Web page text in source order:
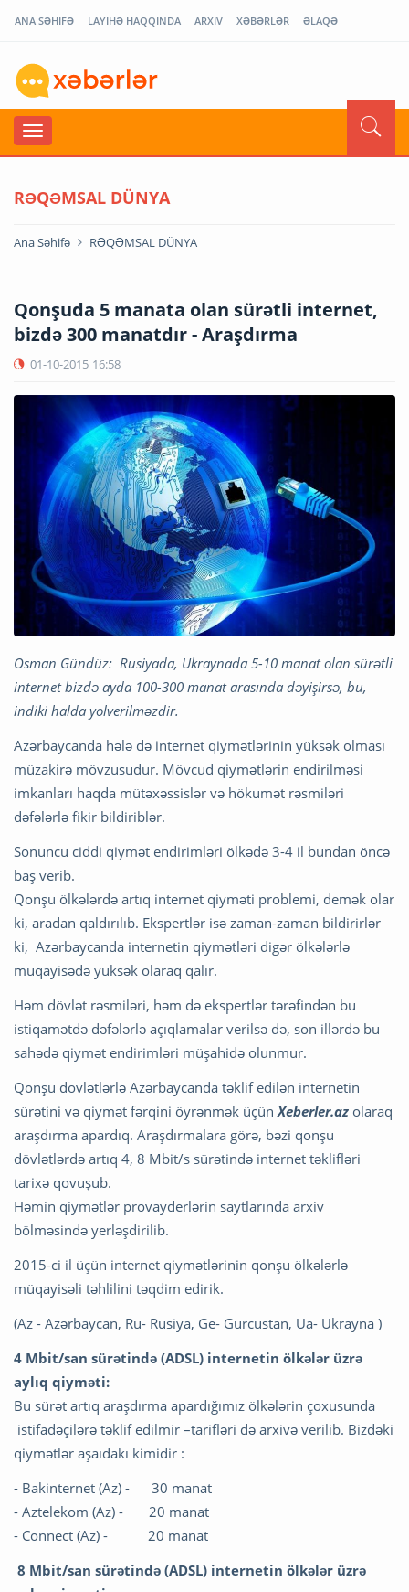
ANA SƏHİFƏ LAYİHƏ HAQQINDA ARXİV XƏBƏRLƏR ƏLAQƏ
RƏQƏMSAL DÜNYA
Ana Səhifə RƏQƏMSAL DÜNYA
Qonşuda 5 manata olan sürətli internet,
bizdə 300 manatdır - Araşdırma
01-10-2015 16:58
Osman Gündüz: Rusiyada, Ukraynada 5-10 manat olan sürətli
internet bizdə ayda 100-300 manat arasında dəyişirsə, bu,
indiki halda yolverilməzdir.
Azərbaycanda hələ də internet qiymətlərinin yüksək olması
müzakirə mövzusudur. Mövcud qiymətlərin endirilməsi
imkanları haqda mütəxəssislər və hökumət rəsmiləri
dəfələrlə fikir bildiriblər.
Sonuncu ciddi qiymət endirimləri ölkədə 3-4 il bundan öncə
baş verib.
Qonşu ölkələrdə artıq internet qiyməti problemi, demək olar
ki, aradan qaldırılıb. Ekspertlər isə zaman-zaman bildirirlər
ki, Azərbaycanda internetin qiymətləri digər ölkələrlə
müqayisədə yüksək olaraq qalır.
Həm dövlət rəsmiləri, həm də ekspertlər tərəfindən bu
istiqamətdə dəfələrlə açıqlamalar verilsə də, son illərdə bu
sahədə qiymət endirimləri müşahidə olunmur.
Qonşu dövlətlərlə Azərbaycanda təklif edilən internetin
sürətini və qiymət fərqini öyrənmək üçün Xeberler.az olaraq
araşdırma apardıq. Araşdırmalara görə, bəzi qonşu
dövlətlərdə artıq 4, 8 Mbit/s sürətində internet təklifləri
tarixə qovuşub.
Həmin qiymətlər provayderlərin saytlarında arxiv
bölməsində yerləşdirilib.
2015-ci il üçün internet qiymətlərinin qonşu ölkələrlə
müqayisəli təhlilini təqdim edirik.
(Az - Azərbaycan, Ru- Rusiya, Ge- Gürcüstan, Ua- Ukrayna )
4 Mbit/san sürətində (ADSL) internetin ölkələr üzrə
aylıq qiyməti:
Bu sürət artıq araşdırma apardığımız ölkələrin çoxusunda
istifadəçilərə təklif edilmir –tarifləri də arxivə verilib. Bizdəki
qiymətlər aşaıdakı kimidir :
- Bakinternet (Az) - 30 manat
- Aztelekom (Az) - 20 manat
- Connect (Az) - 20 manat
8 Mbit/san sürətində (ADSL) internetin ölkələr üzrə